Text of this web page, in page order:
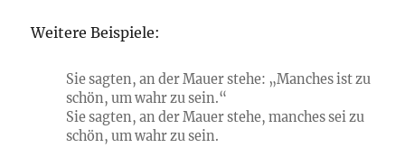
Weitere Beispiele:
Sie sagten, an der Mauer stehe: „Manches ist zu
schön, um wahr zu sein.“
Sie sagten, an der Mauer stehe, manches sei zu
schön, um wahr zu sein.